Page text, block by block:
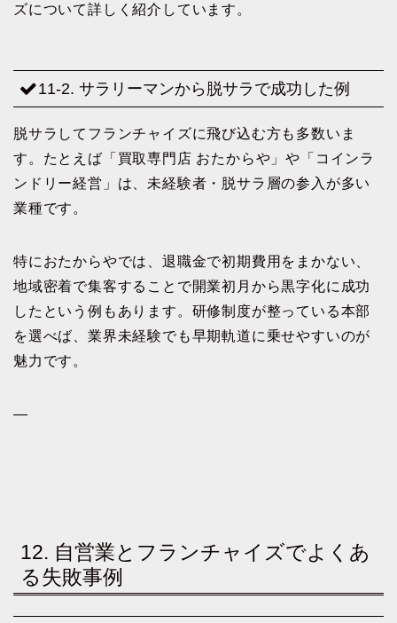
ズについて詳しく紹介しています。
11-2. サラリーマンから脱サラで成功した例
脱サラしてフランチャイズに飛び込む方も多数いま
す。たとえば「買取専門店 おたからや」や「コインラ
ンドリー経営」は、未経験者・脱サラ層の参入が多い
業種です。
特におたからやでは、退職金で初期費用をまかない、
地域密着で集客することで開業初月から黒字化に成功
したという例もあります。研修制度が整っている本部
を選べば、業界未経験でも早期軌道に乗せやすいのが
魅力です。
—
12. 自営業とフランチャイズでよくあ
る失敗事例